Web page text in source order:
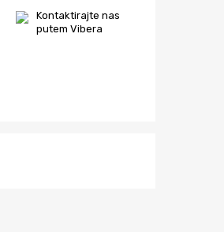
Kontaktirajte nas
putem Vibera